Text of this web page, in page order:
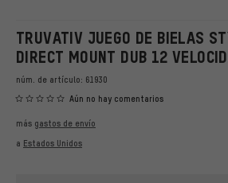
TRUVATIV JUEGO DE BIELAS
DIRECT MOUNT DUB 12
núm. de artículo: 61930
Aún no hay comentarios
más gastos de envío
a Estados Unidos